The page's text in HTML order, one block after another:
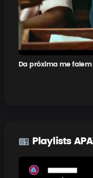
Da próxima me falem
Playlists